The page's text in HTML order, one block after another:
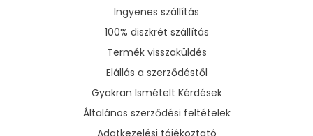
Ingyenes szállítás
100% diszkrét szállítás
Termék visszaküldés
Elállás a szerződéstől
Gyakran Ismételt Kérdések
Általános szerződési feltételek